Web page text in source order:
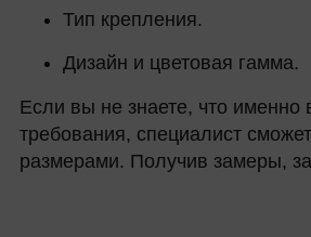
Тип крепления.
Дизайн и цветовая гамма.
Если вы не знаете, что
требования, специалист
размерами. Получив замеры,